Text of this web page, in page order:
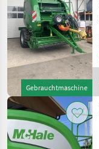
Gebrauchtmaschine